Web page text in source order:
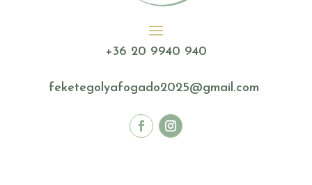
+36 20 9940 940
feketegolyafogado2025@gmail.com